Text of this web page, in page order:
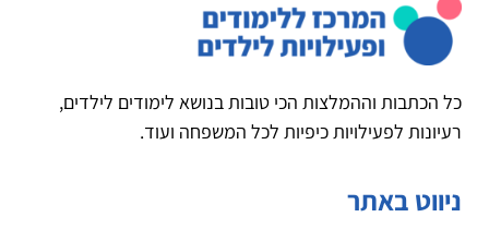
כל הכתבות וההמלצות הכי טובות בנושא לימודים לילדים,
רעיונות לפעילויות כיפיות לכל המשפחה ועוד.
ניווט באתר